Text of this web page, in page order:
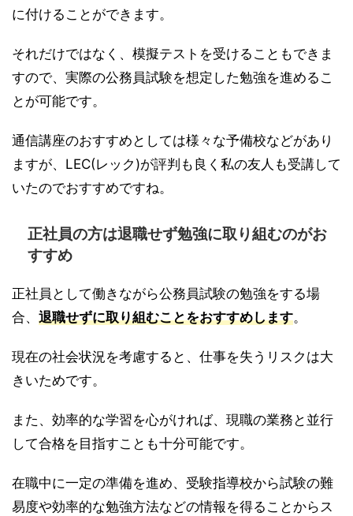
に付けることができます。
それだけではなく、模擬テストを受けることもできま
すので、実際の公務員試験を想定した勉強を進めるこ
とが可能です。
通信講座のおすすめとしては様々な予備校などがあり
ますが、LEC(レック)が評判も良く私の友人も受講して
いたのでおすすめですね。
正社員の方は退職せず勉強に取り組むのがお
すすめ
正社員として働きながら公務員試験の勉強をする場
合、 退職せずに取り組むことをおすすめします。
現在の社会状況を考慮すると、仕事を失うリスクは大
きいためです。
また、効率的な学習を心がければ、現職の業務と並行
して合格を目指すことも十分可能です。
在職中に一定の準備を進め、受験指導校から試験の難
易度や効率的な勉強方法などの情報を得ることからス